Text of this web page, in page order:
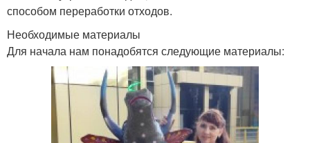
способом переработки отходов.
Необходимые материалы
Для начала нам понадобятся следующие материалы: